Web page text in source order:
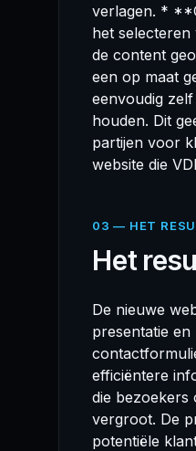
verlagen. *
het selecteren
de content
een op maat
eenvoudig
houden. Dit
partijen voor
website die
03 — HET
Het
De nieuwe
presentatie
efficiëntere
die bezoekers
vergroot. De
potentiële